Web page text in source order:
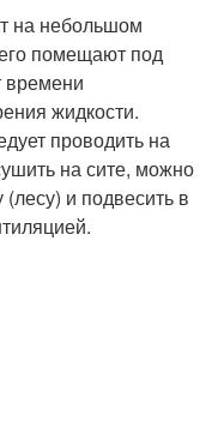
на небольшом
его помещают под
времени
жидкости.
проводить на
на сите, можно
(лесу) и подвесить в